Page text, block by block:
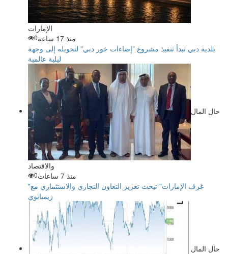
الإمارات
منذ 17 ساعة
0
بلدية دبي تبدأ تنفيذ مشروع "إضاءات خور دبي" لتحويله إلى وجهة
ليلية عالمية
حال المال
والاقتصاد
منذ 7 ساعات
0
"غرف الإمارات" تبحث تعزيز التعاون التجاري والاستثماري مع
زيمبابوي
حال المال